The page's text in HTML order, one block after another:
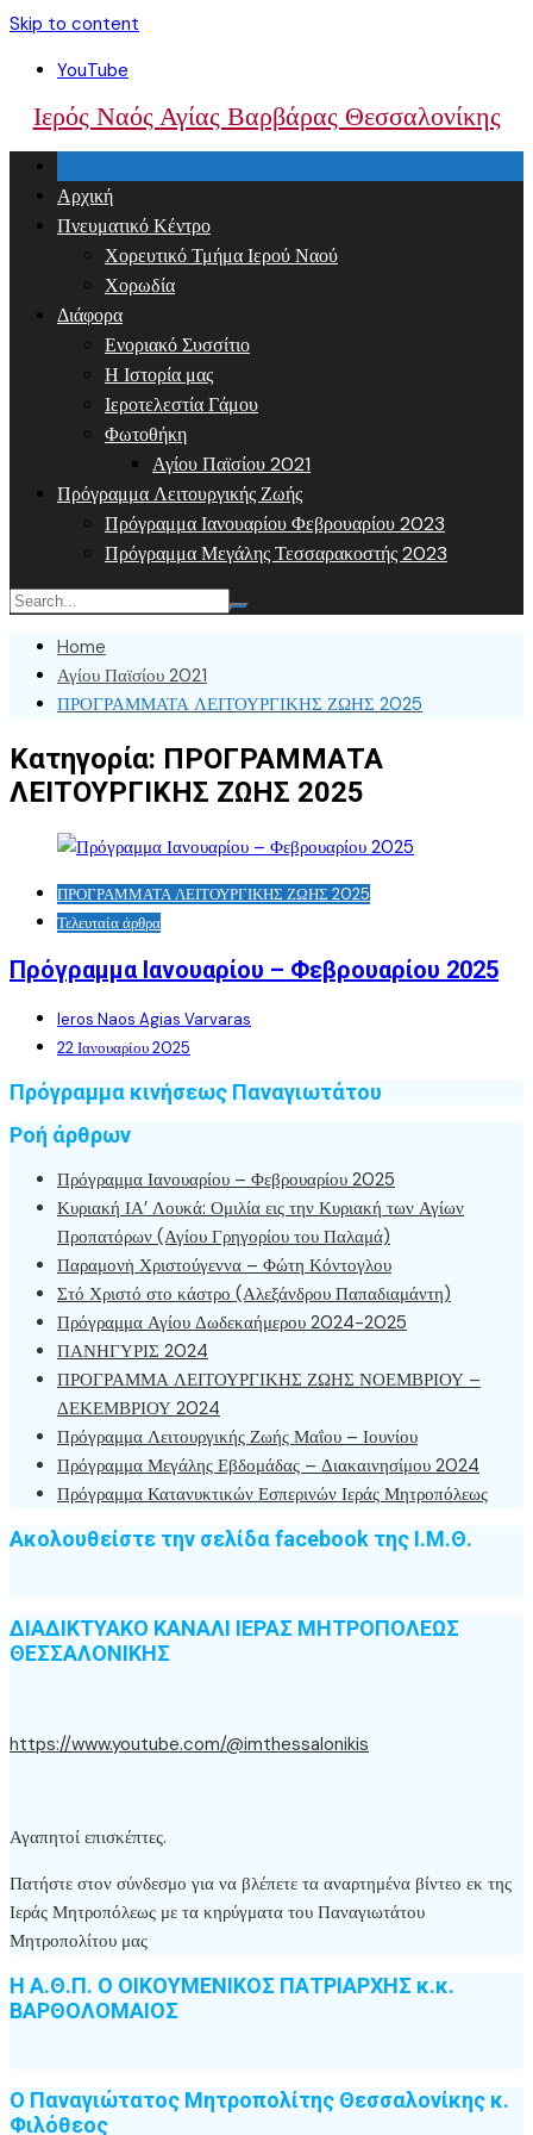
Skip to content
YouTube
Ιερός Ναός Αγίας Βαρβάρας Θεσσαλονίκης
Αρχική
Πνευματικό Κέντρο
Χορευτικό Τμήμα Ιερού Ναού
Χορωδία
Διάφορα
Ενοριακό Συσσίτιο
Η Ιστορία μας
Ιεροτελεστία Γάμου
Φωτοθήκη
Αγίου Παϊσίου 2021
Πρόγραμμα Λειτουργικής Ζωής
Πρόγραμμα Ιανουαρίου Φεβρουαρίου 2023
Πρόγραμμα Μεγάλης Τεσσαρακοστής 2023
Home
Αγίου Παϊσίου 2021
ΠΡΟΓΡΑΜΜΑΤΑ ΛΕΙΤΟΥΡΓΙΚΗΣ ΖΩΗΣ 2025
Κατηγορία: ΠΡΟΓΡΑΜΜΑΤΑ
ΛΕΙΤΟΥΡΓΙΚΗΣ ΖΩΗΣ 2025
ΠΡΟΓΡΑΜΜΑΤΑ ΛΕΙΤΟΥΡΓΙΚΗΣ ΖΩΗΣ 2025
Τελευταία άρθρα
Πρόγραμμα Ιανουαρίου – Φεβρουαρίου 2025
Ieros Naos Agias Varvaras
22 Ιανουαρίου 2025
Πρόγραμμα κινήσεως Παναγιωτάτου
Ροή άρθρων
Πρόγραμμα Ιανουαρίου – Φεβρουαρίου 2025
Κυριακή ΙΑ’ Λουκά: Ομιλία εις την Κυριακή των Αγίων
Προπατόρων (Αγίου Γρηγορίου του Παλαμά)
Παραμονὴ Χριστούγεννα – Φώτη Κόντογλου
Στό Χριστό στο κάστρο (Αλεξάνδρου Παπαδιαμάντη)
Πρόγραμμα Αγίου Δωδεκαήμερου 2024-2025
ΠΑΝΗΓΥΡΙΣ 2024
ΠΡΟΓΡΑΜΜΑ ΛΕΙΤΟΥΡΓΙΚΗΣ ΖΩΗΣ ΝΟΕΜΒΡΙΟΥ –
ΔΕΚΕΜΒΡΙΟΥ 2024
Πρόγραμμα Λειτουργικής Ζωής Μαΐου – Ιουνίου
Πρόγραμμα Μεγάλης Εβδομάδας – Διακαινησίμου 2024
Πρόγραμμα Κατανυκτικών Εσπερινών Ιεράς Μητροπόλεως
Ακολουθείστε την σελίδα facebook της Ι.Μ.Θ.
ΔΙΑΔΙΚΤΥΑΚΟ ΚΑΝΑΛΙ ΙΕΡΑΣ ΜΗΤΡΟΠΟΛΕΩΣ
ΘΕΣΣΑΛΟΝΙΚΗΣ
https://www.youtube.com/@imthessalonikis
Αγαπητοί επισκέπτες.
Πατήστε στον σύνδεσμο για να βλέπετε τα αναρτημένα βίντεο εκ της
Ιεράς Μητροπόλεως με τα κηρύγματα του Παναγιωτάτου
Μητροπολίτου μας
Η Α.Θ.Π. Ο ΟΙΚΟΥΜΕΝΙΚΟΣ ΠΑΤΡΙΑΡΧΗΣ κ.κ.
ΒΑΡΘΟΛΟΜΑΙΟΣ
Ο Παναγιώτατος Μητροπολίτης Θεσσαλονίκης κ.
Φιλόθεος